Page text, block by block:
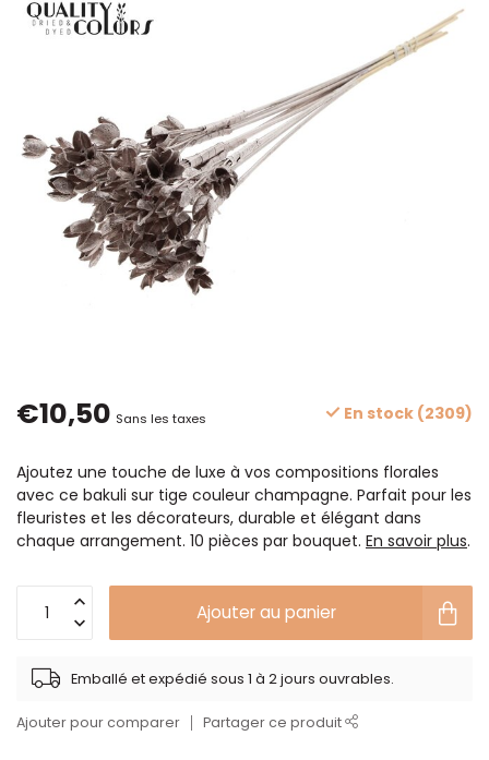
€10,50 Sans les taxes En stock (2309)
Ajoutez une touche de luxe à vos compositions florales
avec ce bakuli sur tige couleur champagne. Parfait pour les
fleuristes et les décorateurs, durable et élégant dans
chaque arrangement. 10 pièces par bouquet. En savoir plus.
Ajouter au panier
Emballé et expédié sous 1 à 2 jours ouvrables.
Ajouter pour comparer Partager ce produit